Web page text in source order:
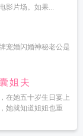
影片场。如果...
宠婚闪婚神秘老公是
姐夫
在她五十岁生日宴上
她就知道姐姐也重